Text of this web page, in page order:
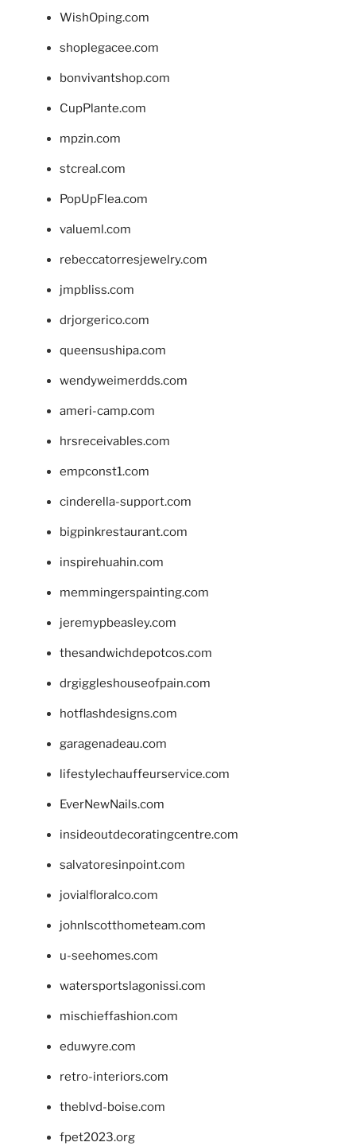
WishOping.com
shoplegacee.com
bonvivantshop.com
CupPlante.com
mpzin.com
stcreal.com
PopUpFlea.com
valueml.com
rebeccatorresjewelry.com
jmpbliss.com
drjorgerico.com
queensushipa.com
wendyweimerdds.com
ameri-camp.com
hrsreceivables.com
empconst1.com
cinderella-support.com
bigpinkrestaurant.com
inspirehuahin.com
memmingerspainting.com
jeremypbeasley.com
thesandwichdepotcos.com
drgiggleshouseofpain.com
hotflashdesigns.com
garagenadeau.com
lifestylechauffeurservice.com
EverNewNails.com
insideoutdecoratingcentre.com
salvatoresinpoint.com
jovialfloralco.com
johnlscotthometeam.com
u-seehomes.com
watersportslagonissi.com
mischieffashion.com
eduwyre.com
retro-interiors.com
theblvd-boise.com
fpet2023.org